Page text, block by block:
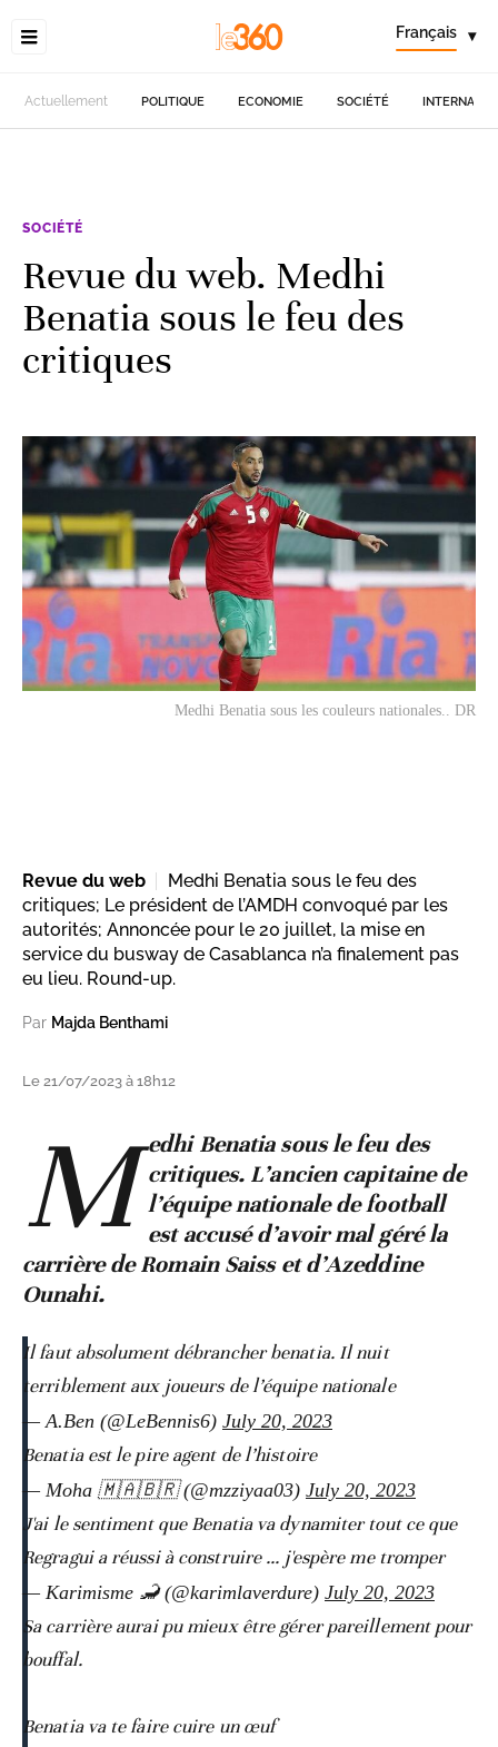
Français ▾
Actuellement POLITIQUE ECONOMIE SOCIÉTÉ
SOCIÉTÉ
Revue du web. Medhi
Benatia sous le feu des
critiques
Medhi Benatia sous les couleurs nationales.. DR
Revue du web
Medhi Benatia sous le feu des
critiques; Le président de l’AMDH convoqué par les
autorités; Annoncée pour le 20 juillet, la mise en
service du busway de Casablanca n’a finalement pas
eu lieu. Round-up.
Par Majda Benthami
Le 21/07/2023 à 18h12
M edhi Benatia sous le feu des
critiques. L’ancien capitaine de
l’équipe nationale de football
est accusé d’avoir mal géré la
carrière de Romain Saiss et d’Azeddine
Ounahi.
Il faut absolument débrancher benatia. Il nuit
terriblement aux joueurs de l’équipe nationale
— A.Ben (@LeBennis6) July 20, 2023
Benatia est le pire agent de l’histoire
— Moha 🇲🇦🇧🇷 (@mzziyaa03) July 20, 2023
J'ai le sentiment que Benatia va dynamiter tout ce que
Regragui a réussi à construire ... j'espère me tromper
— Karimisme 🦂 (@karimlaverdure) July 20, 2023
Sa carrière aurai pu mieux être gérer pareillement pour
bouffal.
Benatia va te faire cuire un œuf